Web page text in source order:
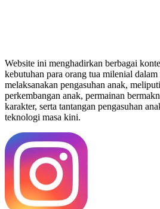
Website ini menghadirkan berbagai
kebutuhan para orang tua milenial dalam
melaksanakan pengasuhan anak,
perkembangan anak, permainan
karakter, serta tantangan pengasuhan
teknologi masa kini.